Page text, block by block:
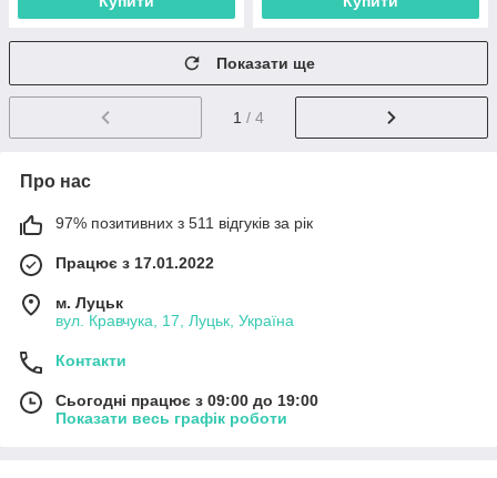
Показати ще
1 / 4
Про нас
97% позитивних з 511 відгуків за рік
Працює з 17.01.2022
м. Луцьк
вул. Кравчука, 17, Луцьк, Україна
Контакти
Сьогодні працює з 09:00 до 19:00
Показати весь графік роботи